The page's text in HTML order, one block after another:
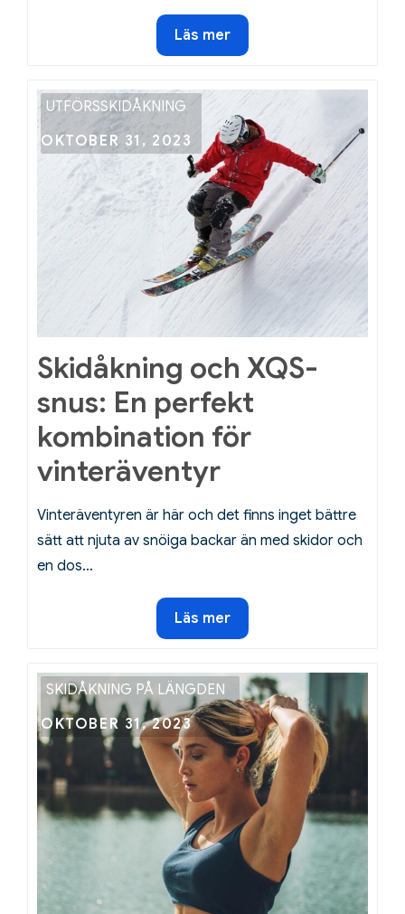
Åk
på
under
Läs mer
UTFÖRSSKIDÅKNING
Posted
OKTOBER 31, 2023
Skidåkning och XQS-
snus: En perfekt
kombination för
vinteräventyr
Vinteräventyren är här och det finns inget bättre
sätt att njuta av snöiga backar än med skidor och
en dos…
Skidåkning
och
snus:
En
perfekt
kombination
för
vinteräventyr
Läs mer
SKIDÅKNING PÅ LÄNGDEN
Posted
on
OKTOBER 31, 2023